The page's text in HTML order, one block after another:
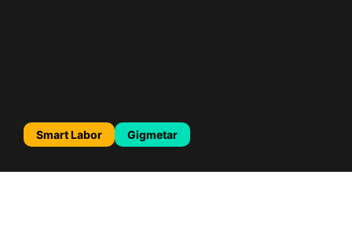
Smart Labor Gigmetar